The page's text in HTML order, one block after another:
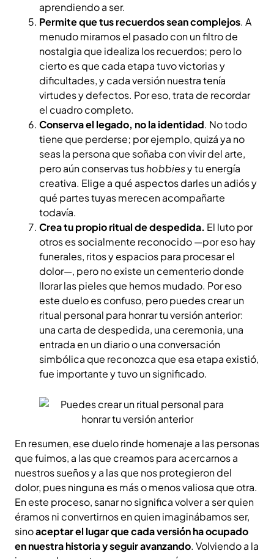
aprendiendo a ser.
Permite que tus recuerdos sean complejos. A
menudo miramos el pasado con un filtro de
nostalgia que idealiza los recuerdos; pero lo
cierto es que cada etapa tuvo victorias y
dificultades, y cada versión nuestra tenía
virtudes y defectos. Por eso, trata de recordar
el cuadro completo.
Conserva el legado, no la identidad. No todo
tiene que perderse; por ejemplo, quizá ya no
seas la persona que soñaba con vivir del arte,
pero aún conservas tushobbiesy tu energía
creativa. Elige a qué aspectos darles un adiós y
qué partes tuyas merecen acompañarte
todavía.
Crea tu propio ritual de despedida. El luto por
otros es socialmente reconocido —por eso hay
funerales, ritos y espacios para procesar el
dolor—, pero no existe un cementerio donde
llorar las pieles que hemos mudado. Por eso
este duelo es confuso, pero puedes crear un
ritual personal para honrar tu versión anterior:
una carta de despedida, una ceremonia, una
entrada en un diario o una conversación
simbólica que reconozca que esa etapa existió,
fue importante y tuvo un significado.
En resumen, ese duelo rinde homenaje a las personas
que fuimos, a las que creamos para acercarnos a
nuestros sueños y a las que nos protegieron del
dolor, pues ninguna es más o menos valiosa que otra.
En este proceso, sanar no significa volver a ser quien
éramos ni convertirnos en quien imaginábamos ser,
sinoaceptar el lugar que cada versión ha ocupado
en nuestra historia y seguir avanzando. Volviendo a la